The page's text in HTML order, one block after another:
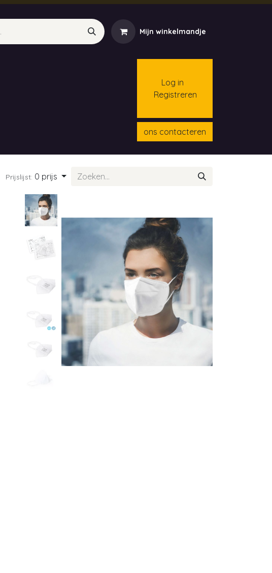
Mijn winkelmandje
Log in
Registreren
ons contacteren
Prijslijst: 0 prijs